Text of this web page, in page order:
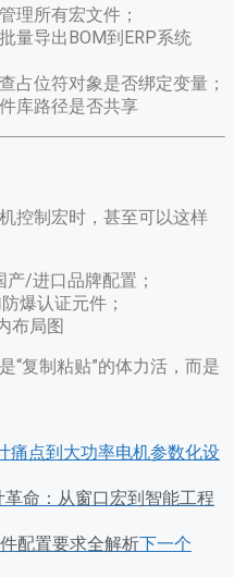
理所有宏文件；
量导出BOM到ERP系统
占位符对象是否绑定变量；
库路径是否共享
控制宏时，甚至可以这样
/进口品牌配置；
爆认证元件；
布局图
“复制粘贴”的体力活，而是
痛点到大功率电机参数化设
命：从窗口宏到智能工程
配置要求全解析下一个